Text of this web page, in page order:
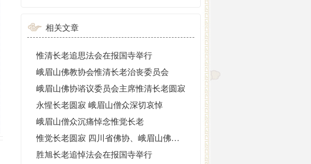
相关文章
惟清长老追思法会在报国寺举行
峨眉山佛教协会惟清长老治丧委员会
峨眉山佛协谘议委员会主席惟清长老圆寂
永惺长老圆寂 峨眉山僧众深切哀悼
峨眉山僧众沉痛悼念惟觉长老
惟觉长老圆寂 四川省佛协、峨眉山佛协发唁电致哀
胜旭长老追悼法会在报国寺举行